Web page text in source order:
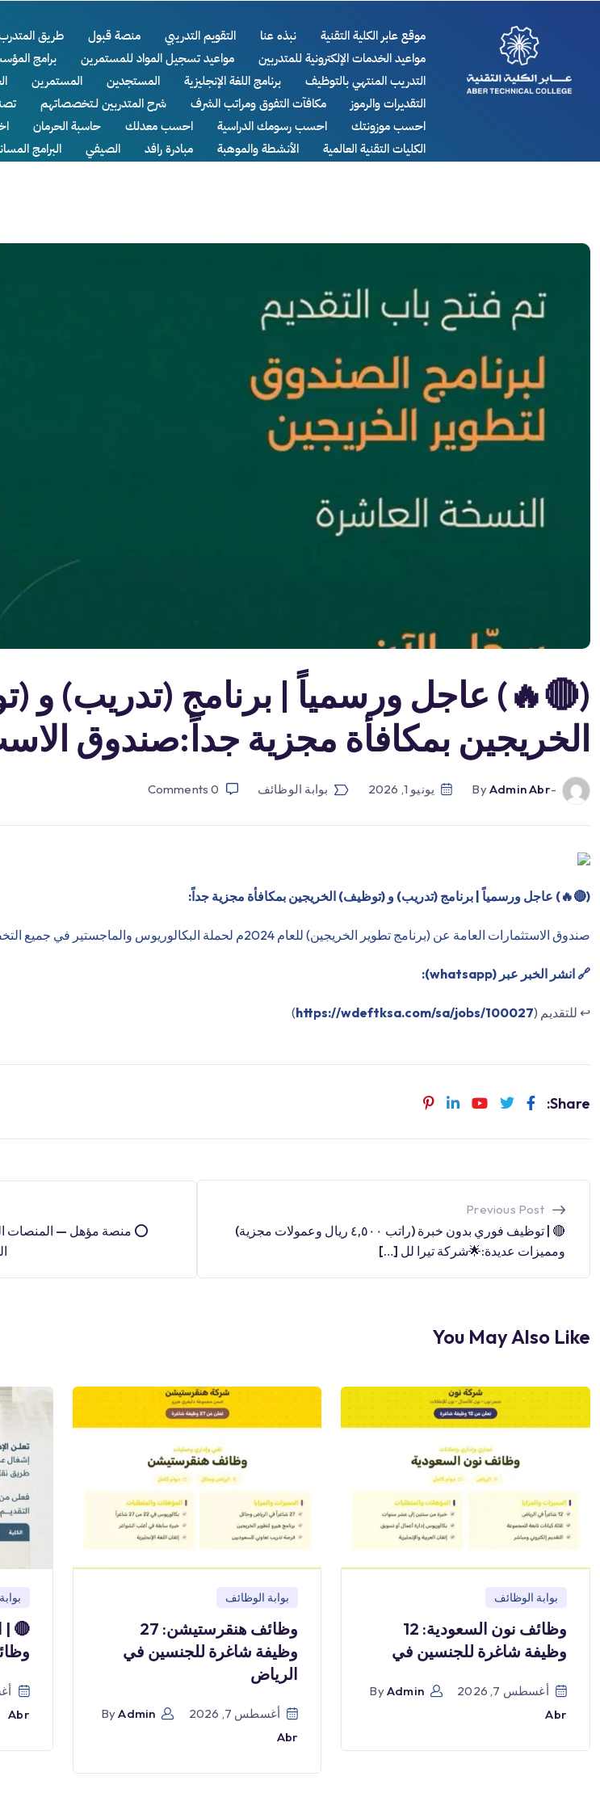
موقع عابر الكلية التقنية نبذه عنا التقويم التدريبي منصة قبول طريق المتدرب
مواعيد الخدمات الإلكترونية للمتدربين
مواعيد تسجيل المواد للمستمرين برامج
التدريب المنتهي بالتوظيف
برنامج اللغة الإنجليزية المستجدين المستمرين
التقديرات والرموز
مكافآت التفوق ومراتب الشرف شرح المتدربين لـتخصصاتهم
احسب موزونتك
احسب رسومك الدراسية احسب معدلك حاسبة الحرمان
الكليات التقنية العالمية
الأنشطة والموهبة مبادرة رافد الصيفي البرامج
(🔴🔥) عاجل ورسمياً | برنامج (تدريب) و
الخريجين بمكافأة مجزية جداً:صندوق
-by
Admin Abr يونيو 1, 2026 بوابة الوظائف 0
Comments
(
🔴🔥) عاجل ورسمياً | برنامج (تدريب) و (توظيف) الخريجين بمكافأة مجزية جداً:
صندوق الاستثمارات العامة عن (برنامج تطوير الخريجين) للعام 2024م لحملة البكالوريوس والماجستير في جميع التخصصات
🔗 انشر الخبر عبر (whatsapp):
↩️ للتقديم (https://wdeftksa.com/sa/jobs/100027
)
Share:
Previous Post
🔴 | توظيف فوري بدون خبرة (راتب ٤,٥٠٠ ريال وعمولات مجزية)
ومميزات عديدة:🌟شركة تيرا لل […]
⭕️ منصة مؤهل — المنصات
You May Also Like
بوابة الوظائف
وظائف نون السعودية: 12
وظيفة شاغرة للجنسين في
أغسطس 7, 2026 ByAdmin
Abr
بوابة الوظائف
وظائف هنقرستيشن: 27
وظيفة شاغرة للجنسين في
الرياض
أغسطس 7, 2026 ByAdmin
Abr
🔴 |
Abr